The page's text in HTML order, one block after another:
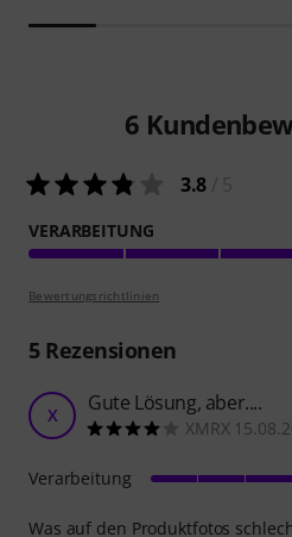
6
3.8
VERARBEITUNG
Bewertungsrichtlinien
5Rezensionen
X Gute Lösung, aber....
XMRX
Was auf den Produktfotos
Verarbeitung